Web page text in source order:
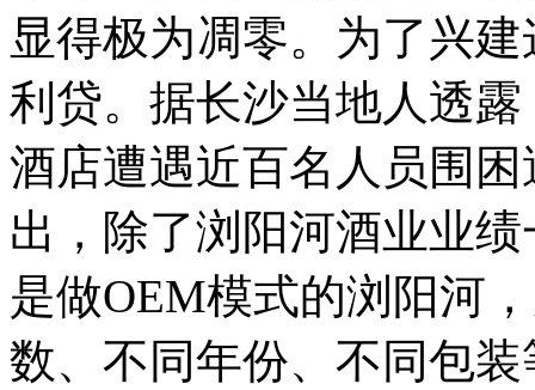
显得极为凋零。为了兴
利贷。据长沙当地人透
酒店遭遇近百名人员围
出，除了浏阳河酒业业
是做OEM模式的浏阳河
数、不同年份、不同包